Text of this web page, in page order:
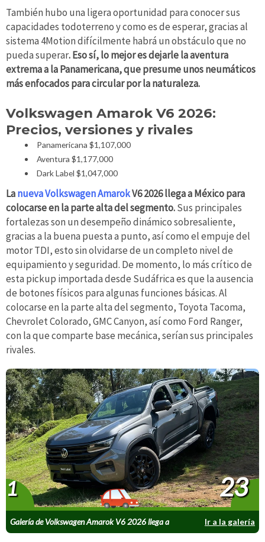
También hubo una ligera oportunidad para conocer sus
capacidades todoterreno y como es de esperar, gracias al
sistema 4Motion difícilmente habrá un obstáculo que no
pueda superar. Eso sí, lo mejor es dejarle la aventura
extrema a la Panamericana, que presume unos neumáticos
más enfocados para circular por la naturaleza.
Volkswagen Amarok V6 2026:
Precios, versiones y rivales
Panamericana $1,107,000
Aventura $1,177,000
Dark Label $1,047,000
Lanueva Volkswagen AmarokV6 2026 llega a México para
colocarse en la parte alta del segmento.Sus principales
fortalezas son un desempeño dinámico sobresaliente,
gracias a la buena puesta a punto, así como el empuje del
motor TDI, esto sin olvidarse de un completo nivel de
equipamiento y seguridad. De momento, lo más crítico de
esta pickup importada desde Sudáfrica es que la ausencia
de botones físicos para algunas funciones básicas. Al
colocarse en la parte alta del segmento, Toyota Tacoma,
Chevrolet Colorado, GMC Canyon, así como Ford Ranger,
con la que comparte base mecánica, serían sus principales
rivales.
Galería de Volkswagen Amarok V6 2026 llega a
México
Ir a la galería
1 23